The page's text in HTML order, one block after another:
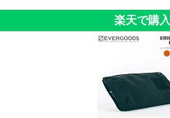
楽天で購入